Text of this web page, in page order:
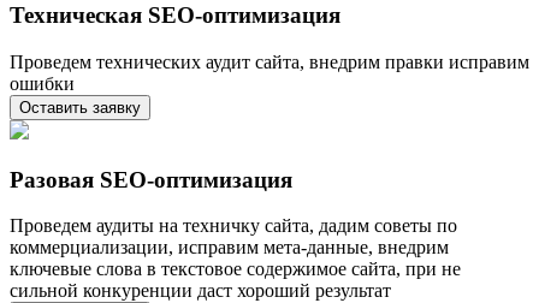
Техническая SEO-оптимизация
Проведем технических аудит сайта, внедрим правки исправим
ошибки
Оставить заявку
Разовая SEO-оптимизация
Проведем аудиты на техничку сайта, дадим советы по
коммерциализации, исправим мета-данные, внедрим
ключевые слова в текстовое содержимое сайта, при не
сильной конкуренции даст хороший результат